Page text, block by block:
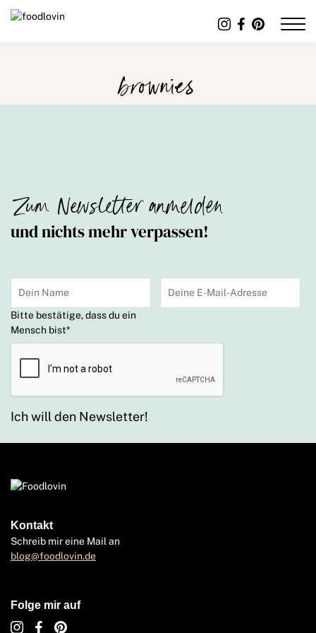
brownies
Zum Newsletter anmelden
und nichts mehr verpassen!
Bitte bestätige, dass du ein
Mensch bist*
Ich will den Newsletter!
Kontakt
Schreib mir eine Mail an
blog@foodlovin.de
Folge mir auf